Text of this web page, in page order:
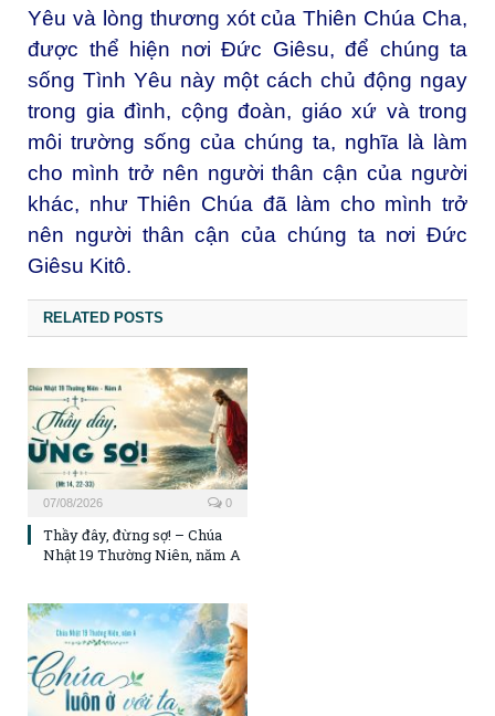
Yêu và lòng thương xót của Thiên Chúa Cha,
được thể hiện nơi Đức Giêsu, để chúng ta
sống Tình Yêu này một cách chủ động ngay
trong gia đình, cộng đoàn, giáo xứ và trong
môi trường sống của chúng ta, nghĩa là làm
cho mình trở nên người thân cận của người
khác, như Thiên Chúa đã làm cho mình trở
nên người thân cận của chúng ta nơi Đức
Giêsu Kitô.
RELATED POSTS
07/08/2026 0
Thầy đây, đừng sợ! – Chúa
Nhật 19 Thường Niên, năm A